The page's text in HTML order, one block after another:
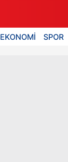
EKONOMİ SPOR